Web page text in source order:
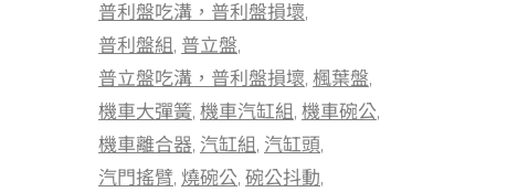
普利盤吃溝，普利盤損壞
普利盤組 普立盤
普立盤吃溝，普利盤損壞 楓葉盤
機車大彈簧 機車汽缸組 機車碗公
機車離合器 汽缸組 汽缸頭
汽門搖臂 燒碗公 碗公抖動